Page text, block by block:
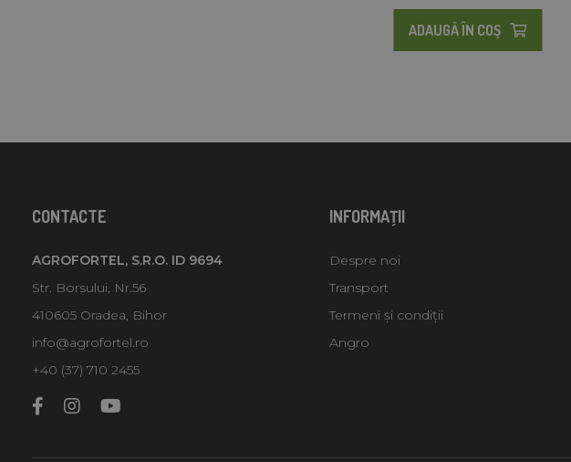
ADAUGĂ ÎN COŞ
CONTACTE
AGROFORTEL, S.R.O. ID 9694
Str. Borsului, Nr.56
410605 Oradea, Bihor
info@agrofortel.ro
+40 (37) 710 2455
INFORMAŢII
Despre noi
Transport
Termeni și condiții
Angro